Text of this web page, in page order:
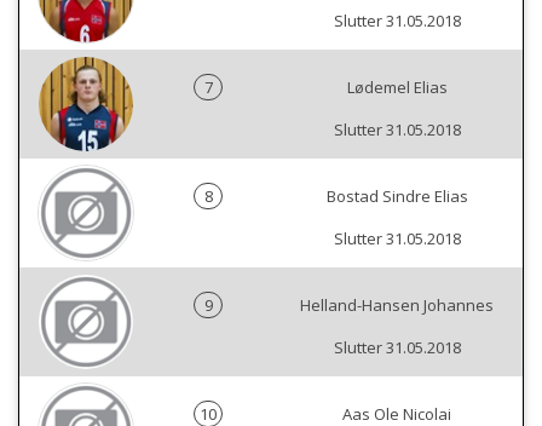
Slutter 31.05.2018
7
Lødemel Elias
Slutter 31.05.2018
8
Bostad Sindre Elias
Slutter 31.05.2018
9
Helland-Hansen Johannes
Slutter 31.05.2018
10
Aas Ole Nicolai